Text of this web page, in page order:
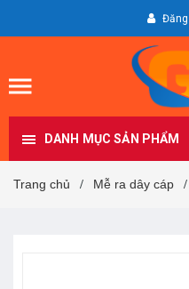
DANH MỤC SẢN PHẨM
Trang chủ / Mễ ra dây cáp /